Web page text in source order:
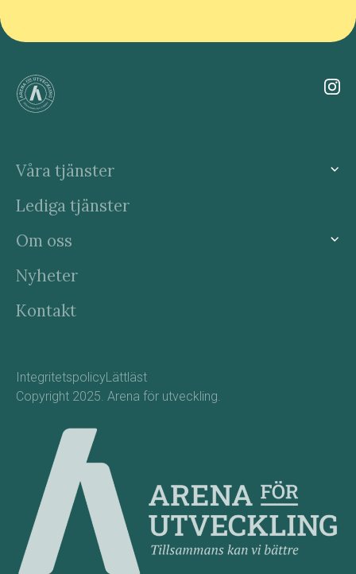
Våra tjänster
Lediga tjänster
Om oss
Nyheter
Kontakt
IntegritetspolicyLättläst
Copyright 2025. Arena för utveckling.